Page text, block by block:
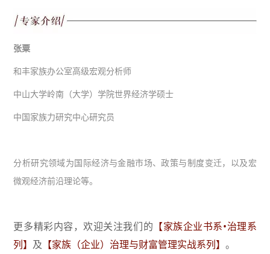
张粟
和丰家族办公室高级宏观分析师
中山大学岭南（大学）学院世界经济学硕士
中国家族力研究中心研究员
分析研究领域为国际经济与金融市场、政策与制度变迁，以及宏
微观经济前沿理论等。
更多精彩内容，欢迎关注我们的 【家族企业书系•治理系
列】及 【家族（企业）治理与财富管理实战系列】。